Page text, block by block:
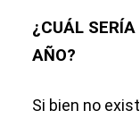
¿CUÁL
AÑO?
Si bien no